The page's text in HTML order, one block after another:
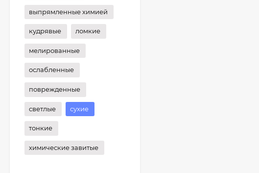
выпрямленные химией
кудрявые ломкие
мелированные
ослабленные
поврежденные
светлые сухие
тонкие
химические завитые